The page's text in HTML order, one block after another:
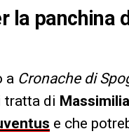
la panchina
a Cronache di
tratta di
e che